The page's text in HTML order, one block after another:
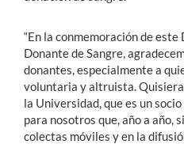
“En la conmemoración de
Donante de Sangre,
donantes, especialmente a
voluntaria y altruista.
la Universidad, que es un
para nosotros que, año a año,
colectas móviles y en la